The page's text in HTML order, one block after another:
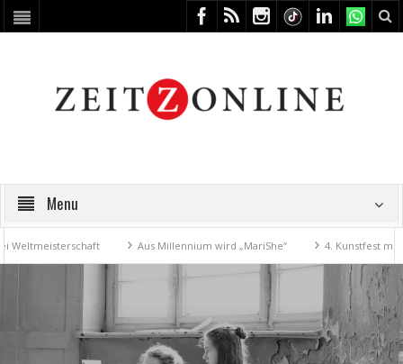
Menu
Aus Millennium wird „MariShe“ 4. Kunstfest macht Zeitz zum